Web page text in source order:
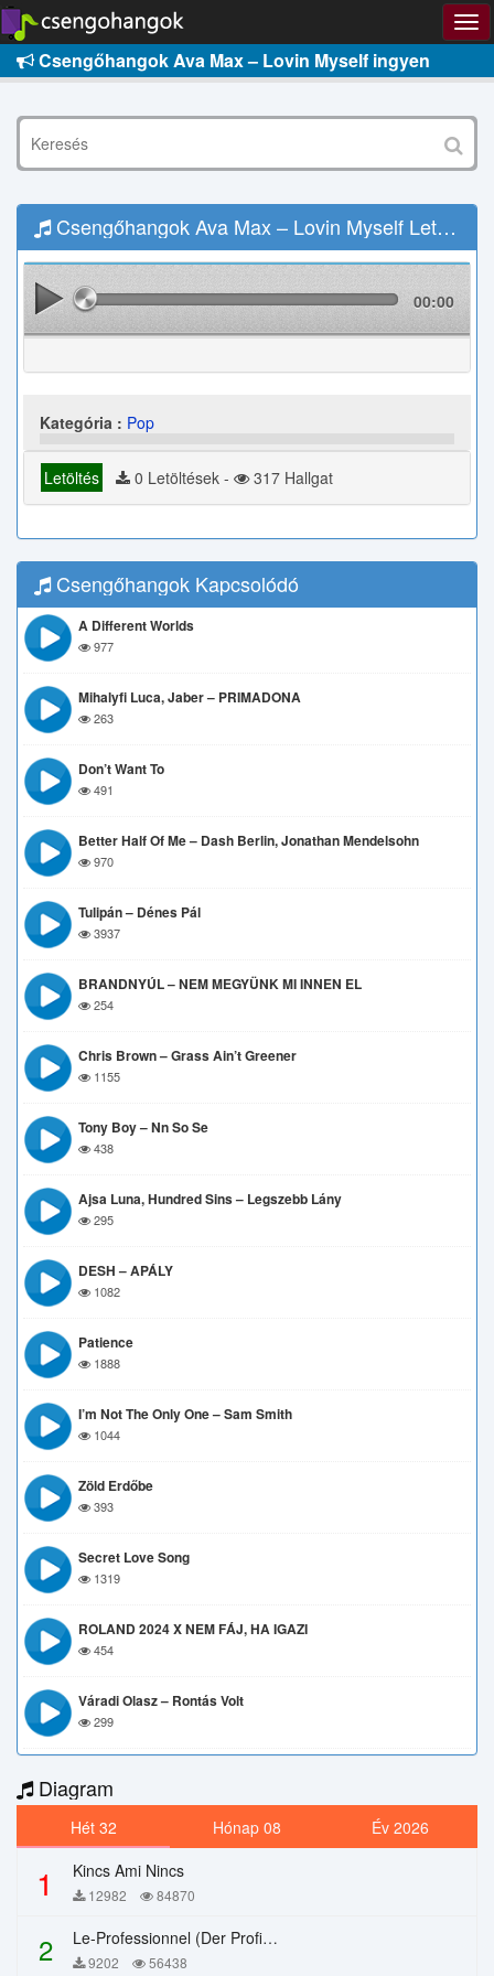
Csengőhangok Ava Max – Lovin Myself ingyen
Csengőhangok Ava Max – Lovin Myself Letöltés
00:00
Kategória : Pop
Letöltés 0 Letöltések - 317 Hallgat
Csengőhangok Kapcsolódó
A Different Worlds
977
Mihalyfi Luca, Jaber – PRIMADONA
263
Don’t Want To
491
Better Half Of Me – Dash Berlin, Jonathan Mendelsohn
970
Tulipán – Dénes Pál
3937
BRANDNYÚL – NEM MEGYÜNK MI INNEN EL
254
Chris Brown – Grass Ain’t Greener
1155
Tony Boy – Nn So Se
438
Ajsa Luna, Hundred Sins – Legszebb Lány
295
DESH – APÁLY
1082
Patience
1888
I’m Not The Only One – Sam Smith
1044
Zöld Erdőbe
393
Secret Love Song
1319
ROLAND 2024 X NEM FÁJ, HA IGAZI
454
Váradi Olasz – Rontás Volt
299
Diagram
Hét 32 Hónap 08 Év 2026
1 Kincs Ami Nincs
12982 84870
2 Le-Professionnel (Der Profi) – Chi Mai
9202 56438